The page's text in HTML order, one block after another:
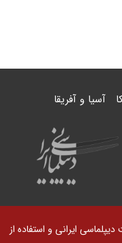
آسیا و آفریقا
ایرانی و استفاده از